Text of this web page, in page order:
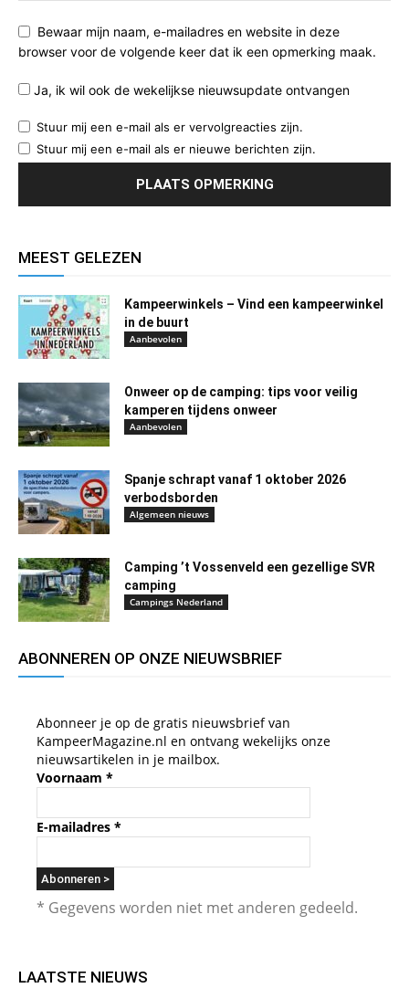
Bewaar mijn naam, e-mailadres en website in deze
browser voor de volgende keer dat ik een opmerking maak.
Ja, ik wil ook de wekelijkse nieuwsupdate ontvangen
Stuur mij een e-mail als er vervolgreacties zijn.
Stuur mij een e-mail als er nieuwe berichten zijn.
MEEST GELEZEN
Kampeerwinkels – Vind een kampeerwinkel
in de buurt
Aanbevolen
Onweer op de camping: tips voor veilig
kamperen tijdens onweer
Aanbevolen
Spanje schrapt vanaf 1 oktober 2026
verbodsborden
Algemeen nieuws
Camping ’t Vossenveld een gezellige SVR
camping
Campings Nederland
ABONNEREN OP ONZE NIEUWSBRIEF
Abonneer je op de gratis nieuwsbrief van
KampeerMagazine.nl en ontvang wekelijks onze
nieuwsartikelen in je mailbox.
Voornaam *
E-mailadres *
* Gegevens worden niet met anderen gedeeld.
LAATSTE NIEUWS